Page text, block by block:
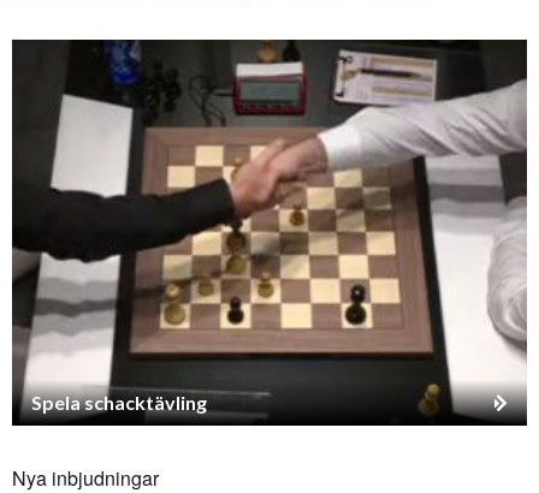
Spela schacktävling
Nya inbjudningar